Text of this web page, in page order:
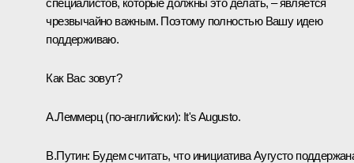
чрезвычайно важным. Поэтому полностью Вашу идею
поддерживаю.
Как Вас зовут?
А.Леммерц (по-английски): It's Augusto.
В.Путин: Будем считать, что инициатива Аугусто